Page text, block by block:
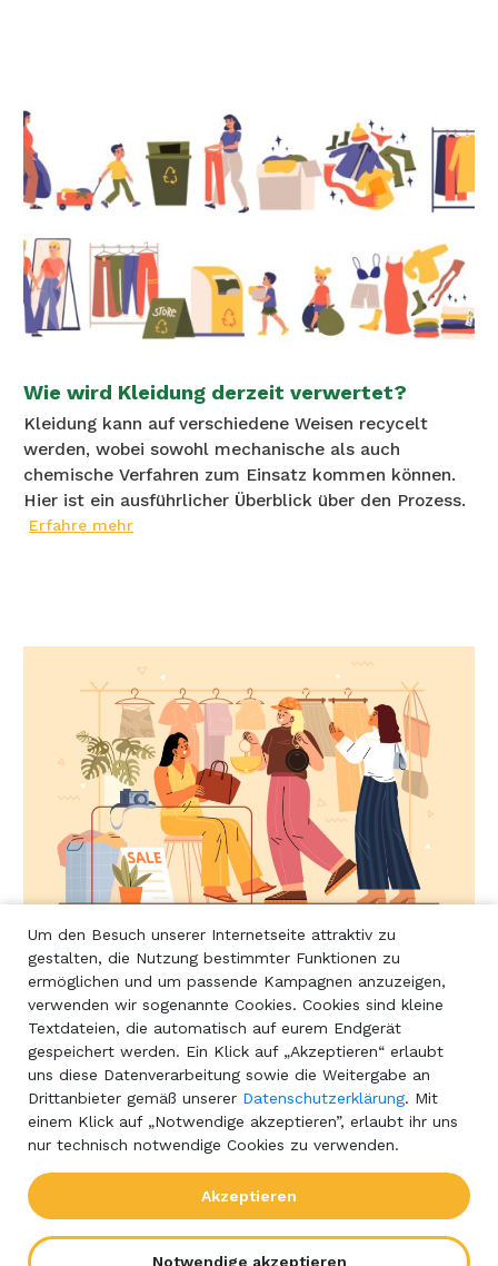
Wie wird Kleidung derzeit verwertet?
Kleidung kann auf verschiedene Weisen recycelt
werden, wobei sowohl mechanische als auch
chemische Verfahren zum Einsatz kommen können.
Hier ist ein ausführlicher Überblick über den Prozess.
Erfahre mehr
Dein Stil, deine Wahl: Nachhaltige Fashion
Accessoires
Ethisch und umweltfreundlich hergestellte Fashion
Accessoires wie Schuhe oder Taschen sind nicht nur
ein Ausdruck von Stil, sondern auch ein klares
Statement für Umwelt- und Sozialverträglichkeit. In
diesem Artikel erfährst du, wie du mit nachhaltigen
Accessoires deinen persönlichen Stil unterstreichen
Um den Besuch unserer Internetseite attraktiv zu
gestalten, die Nutzung bestimmter Funktionen zu
ermöglichen und um passende Kampagnen anzuzeigen,
verwenden wir sogenannte Cookies. Cookies sind kleine
Textdateien, die automatisch auf eurem Endgerät
gespeichert werden. Ein Klick auf „Akzeptieren“ erlaubt
uns diese Datenverarbeitung sowie die Weitergabe an
Drittanbieter gemäß unserer Datenschutzerklärung. Mit
einem Klick auf „Notwendige akzeptieren”, erlaubt ihr uns
nur technisch notwendige Cookies zu verwenden.
Akzeptieren
Notwendige akzeptieren